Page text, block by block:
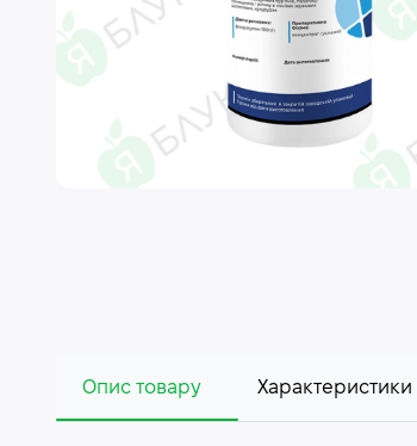
Опис товару Характеристики